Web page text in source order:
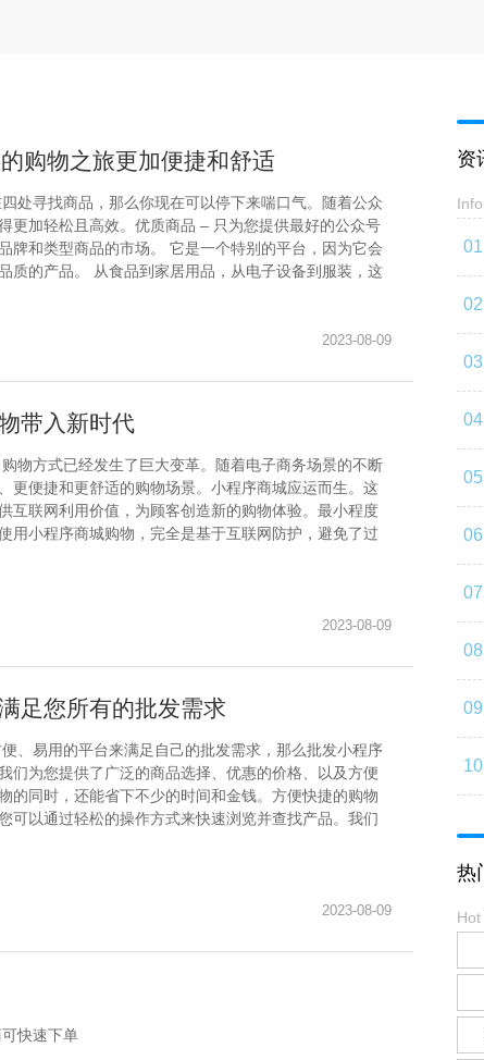
购物之旅更加便捷和舒适
处寻找商品，那么你现在可以停下来喘口气。随着公众
更加轻松且高效。优质商品 – 只为您提供最好的公众号
牌和类型商品的市场。 它是一个特别的平台，因为它会
质的产品。 从食品到家居用品，从电子设备到服装，这
2023-08-09
带入新时代
物方式已经发生了巨大变革。随着电子商务场景的不断
更便捷和更舒适的购物场景。小程序商城应运而生。这
互联网利用价值，为顾客创造新的购物体验。最小程度
用小程序商城购物，完全是基于互联网防护，避免了过
2023-08-09
足您所有的批发需求
、易用的平台来满足自己的批发需求，那么批发小程序
们为您提供了广泛的商品选择、优惠的价格、以及方便
的同时，还能省下不少的时间和金钱。方便快捷的购物
可以通过轻松的操作方式来快速浏览并查找产品。我们
2023-08-09
快速下单
资
热
Hot